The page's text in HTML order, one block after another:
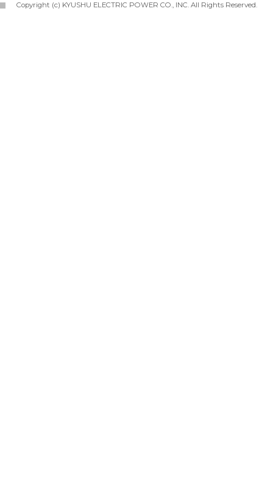
Copyright (c) KYUSHU ELECTRIC POWER CO., INC. All Rights Reserved.